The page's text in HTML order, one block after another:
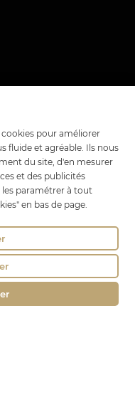
pour améliorer
fluide et agréable. Ils nous
du site, d'en mesurer
et des publicités
les paramétrer à tout
en bas de page.